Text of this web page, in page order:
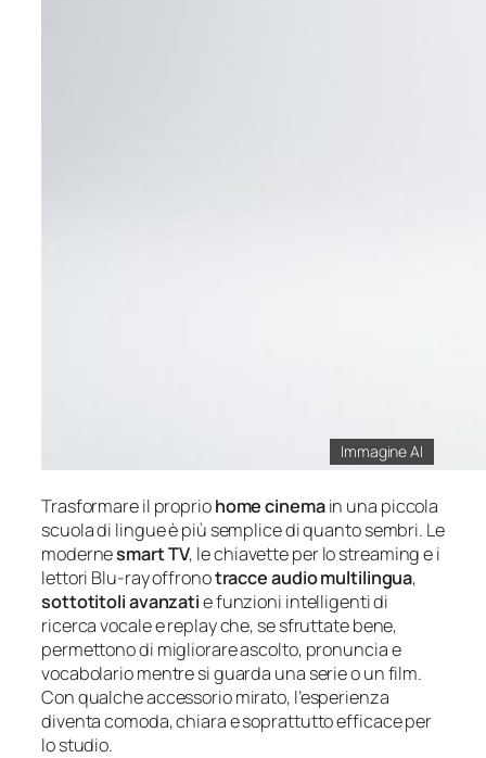
Immagine AI
Trasformare il propriohome cinemain una piccola
scuola di lingue è più semplice di quanto sembri. Le
modernesmart TV, le chiavette per lo streaming e i
lettori Blu-ray offronotracce audio multilingua,
sottotitoli avanzatie funzioni intelligenti di
ricerca vocale e replay che, se sfruttate bene,
permettono di migliorare ascolto, pronuncia e
vocabolario mentre si guarda una serie o un film.
Con qualche accessorio mirato, l’esperienza
diventa comoda, chiara e soprattutto efficace per
lo studio.